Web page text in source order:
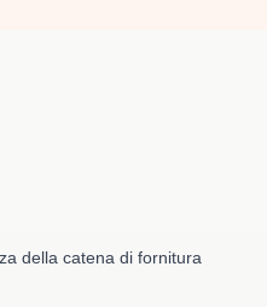
della catena di fornitura